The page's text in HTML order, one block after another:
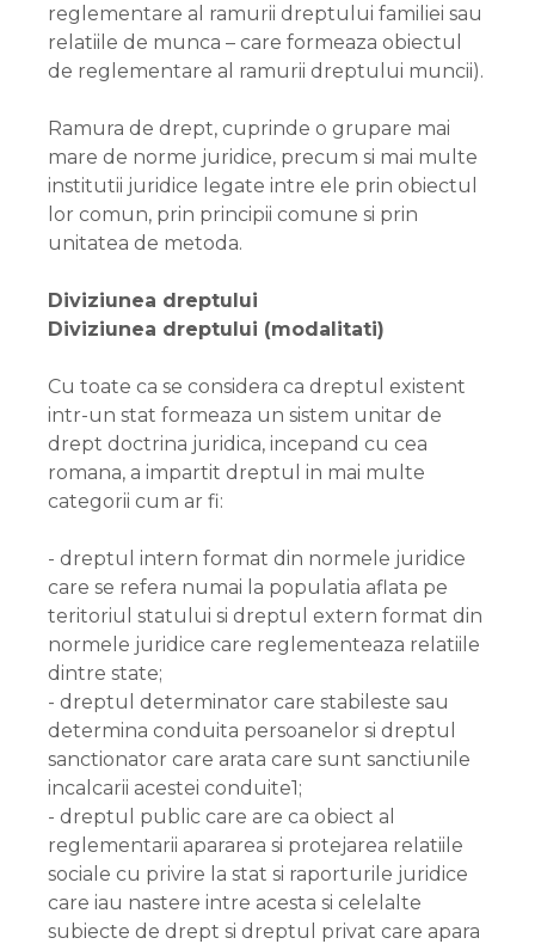
reglementare al ramurii dreptului familiei sau
relatiile de munca – care formeaza obiectul
de reglementare al ramurii dreptului muncii).
Ramura de drept, cuprinde o grupare mai
mare de norme juridice, precum si mai multe
institutii juridice legate intre ele prin obiectul
lor comun, prin principii comune si prin
unitatea de metoda.
Diviziunea dreptului
Diviziunea dreptului (modalitati)
Cu toate ca se considera ca dreptul existent
intr-un stat formeaza un sistem unitar de
drept doctrina juridica, incepand cu cea
romana, a impartit dreptul in mai multe
categorii cum ar fi:
- dreptul intern format din normele juridice
care se refera numai la populatia aflata pe
teritoriul statului si dreptul extern format din
normele juridice care reglementeaza relatiile
dintre state;
- dreptul determinator care stabileste sau
determina conduita persoanelor si dreptul
sanctionator care arata care sunt sanctiunile
incalcarii acestei conduite1;
- dreptul public care are ca obiect al
reglementarii apararea si protejarea relatiile
sociale cu privire la stat si raporturile juridice
care iau nastere intre acesta si celelalte
subiecte de drept si dreptul privat care apara